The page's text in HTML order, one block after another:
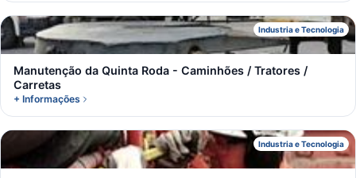
Industria e Tecnologia
M
Manutenção da Quinta Roda - Caminhões / Tratores /
Carretas
+ Informações
Industria e Tecnologia
M